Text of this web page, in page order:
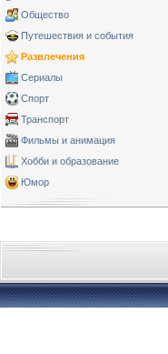
Общество
Путешествия и события
Развлечения
Сериалы
Спорт
Транспорт
Фильмы и анимация
Хобби и образование
Юмор